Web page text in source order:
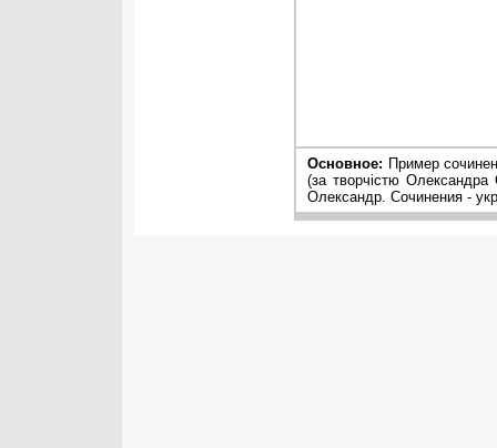
Основное: Пример
(за твоpчістю
Олександр. Сочинения -